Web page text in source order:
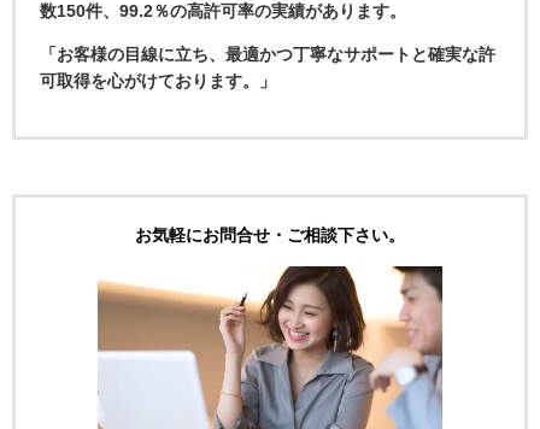
数150件、99.2％の高許可率の実績があります。
「お客様の目線に立ち、最適かつ丁寧なサポートと確実な許
可取得を心がけております。」
お気軽にお問合せ・ご相談下さい。